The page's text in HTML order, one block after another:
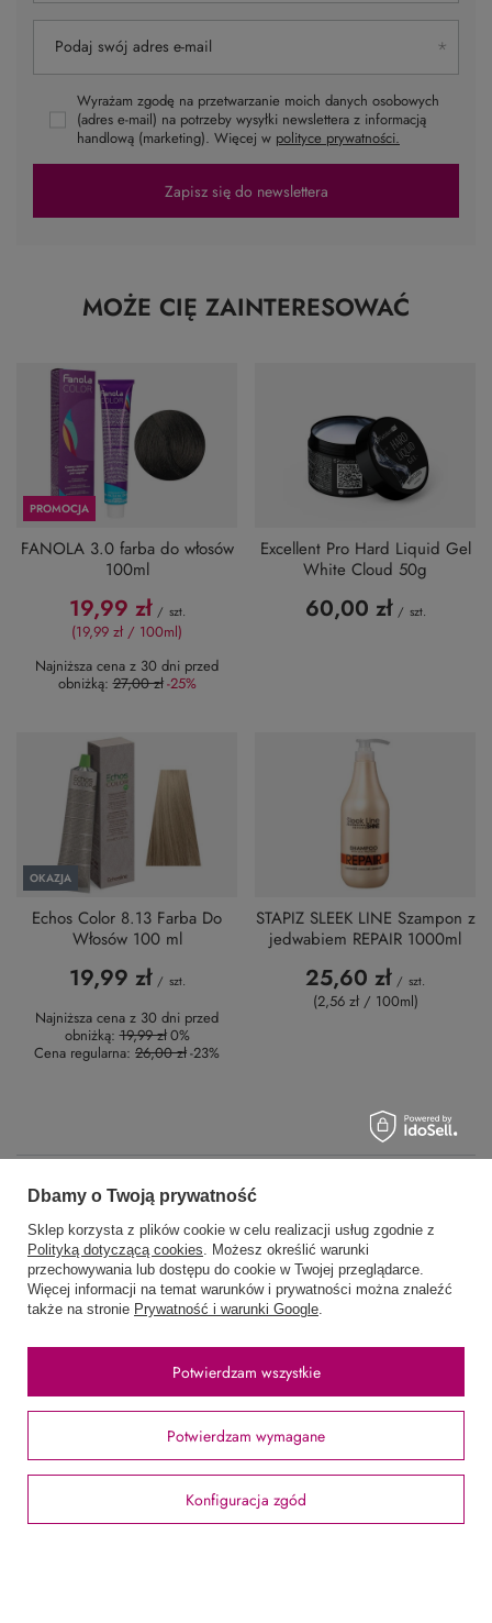
Podaj swój adres e-mail
Wyrażam zgodę na przetwarzanie moich danych osobowych
(adres e-mail) na potrzeby wysyłki newslettera z informacją
handlową (marketing). Więcej w polityce prywatności.
Zapisz się do newslettera
MOŻE CIĘ ZAINTERESOWAĆ
PROMOCJA
FANOLA 3.0 farba do włosów
100ml
19,99 zł / szt.
(19,99 zł / 100ml)
Najniższa cena z 30 dni przed
obniżką:27,00 zł-25%
Excellent Pro Hard Liquid Gel
White Cloud 50g
60,00 zł / szt.
OKAZJA
Echos Color 8.13 Farba Do
Włosów 100 ml
19,99 zł / szt.
Najniższa cena z 30 dni przed
obniżką:19,99 zł0%
Cena regularna: 26,00 zł-23%
STAPIZ SLEEK LINE Szampon z
jedwabiem REPAIR 1000ml
25,60 zł / szt.
(2,56 zł / 100ml)
Zamówienia
Status zamówienia
Śledzenie przesyłki
Chcę zareklamować produkt
Chcę wymienić produkt
Dbamy o Twoją prywatność
Sklep korzysta z plików cookie w celu realizacji usług zgodnie z
Polityką dotyczącą cookies. Możesz określić warunki
przechowywania lub dostępu do cookie w Twojej przeglądarce.
Więcej informacji na temat warunków i prywatności można znaleźć
także na stronie Prywatność i warunki Google.
Potwierdzam wymagane
Konfiguracja zgód
Potwierdzam wszystkie